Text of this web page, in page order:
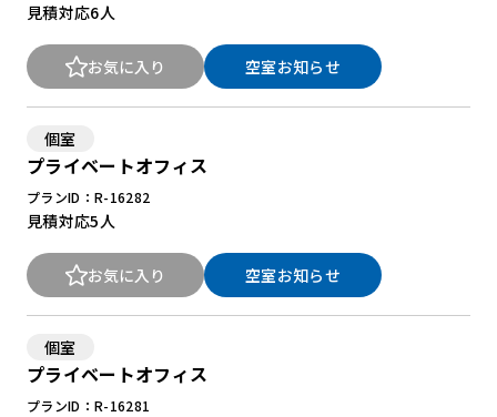
見積対応6人
お気に入り 空室お知らせ
個室
プライベートオフィス
プランID：R-16282
見積対応5人
お気に入り 空室お知らせ
個室
プライベートオフィス
プランID：R-16281